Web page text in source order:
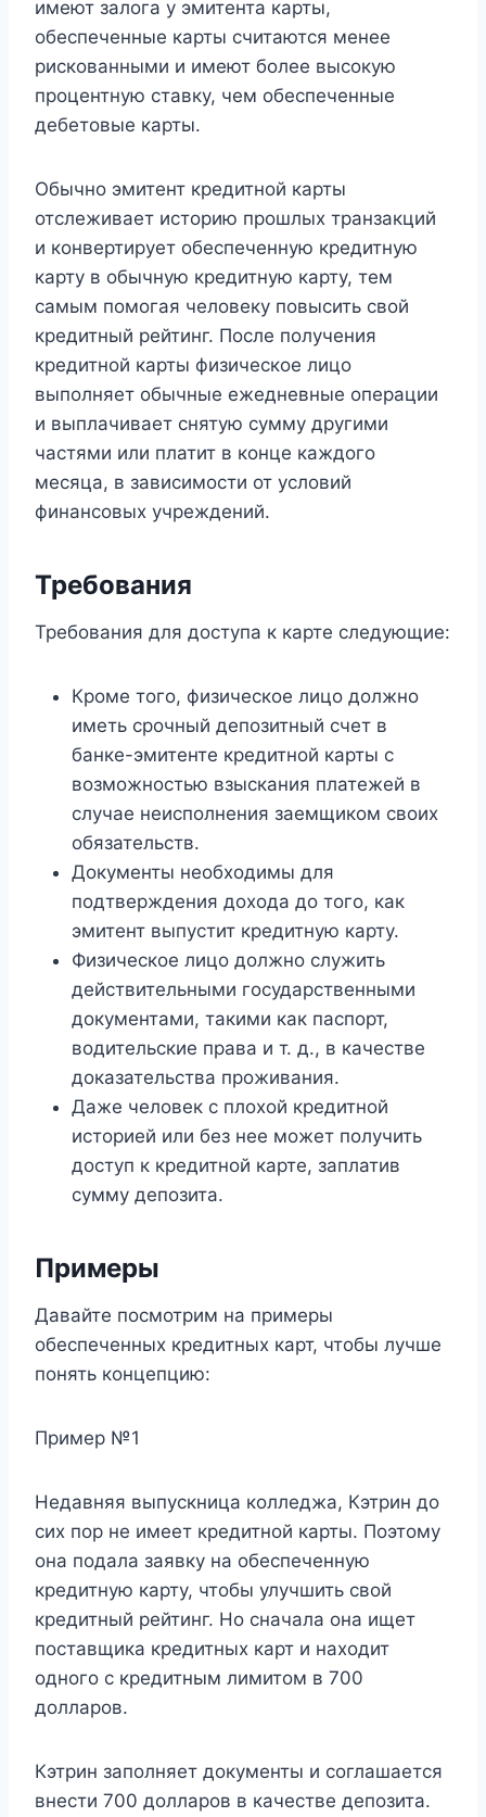
имеют залога у эмитента карты,
обеспеченные карты считаются менее
рискованными и имеют более высокую
процентную ставку, чем обеспеченные
дебетовые карты.
Обычно эмитент кредитной карты
отслеживает историю прошлых транзакций
и конвертирует обеспеченную кредитную
карту в обычную кредитную карту, тем
самым помогая человеку повысить свой
кредитный рейтинг. После получения
кредитной карты физическое лицо
выполняет обычные ежедневные операции
и выплачивает снятую сумму другими
частями или платит в конце каждого
месяца, в зависимости от условий
финансовых учреждений.
Требования
Требования для доступа к карте следующие:
Кроме того, физическое лицо должно
иметь срочный депозитный счет в
банке-эмитенте кредитной карты с
возможностью взыскания платежей в
случае неисполнения заемщиком своих
обязательств.
Документы необходимы для
подтверждения дохода до того, как
эмитент выпустит кредитную карту.
Физическое лицо должно служить
действительными государственными
документами, такими как паспорт,
водительские права и т. д., в качестве
доказательства проживания.
Даже человек с плохой кредитной
историей или без нее может получить
доступ к кредитной карте, заплатив
сумму депозита.
Примеры
Давайте посмотрим на примеры
обеспеченных кредитных карт, чтобы лучше
понять концепцию:
Пример №1
Недавняя выпускница колледжа, Кэтрин до
сих пор не имеет кредитной карты. Поэтому
она подала заявку на обеспеченную
кредитную карту, чтобы улучшить свой
кредитный рейтинг. Но сначала она ищет
поставщика кредитных карт и находит
одного с кредитным лимитом в 700
долларов.
Кэтрин заполняет документы и соглашается
внести 700 долларов в качестве депозита.